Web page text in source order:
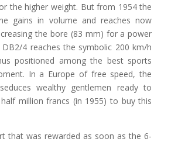
the higher weight. But from 1954 the
gains in volume and reaches now
the bore (83 mm) for a power
4 reaches the symbolic 200 km/h
positioned among the best sports
In a Europe of free speed, the
wealthy gentlemen ready to
million francs (in 1955) to buy this
that was rewarded as soon as the 6-